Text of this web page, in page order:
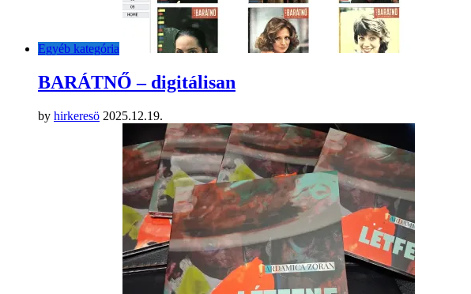
Egyéb kategória
BARÁTNŐ – digitálisan
by hirkeresö 2025.12.19.